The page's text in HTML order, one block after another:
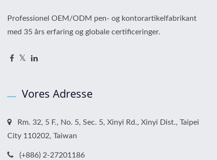
Professionel OEM/ODM pen- og kontorartikelfabrikant
med 35 års erfaring og globale certificeringer.
Vores Adresse
Rm. 32, 5 F., No. 5, Sec. 5, Xinyi Rd., Xinyi Dist., Taipei
City 110202, Taiwan
(+886) 2-27201186